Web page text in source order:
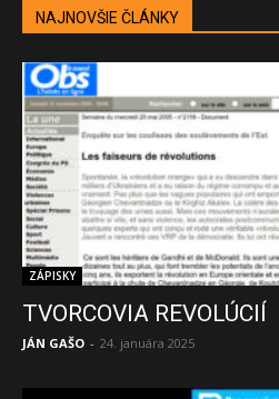
NAJNOVŠIE ČLÁNKY
ZÁPISKY
TVORCOVIA REVOLÚCIÍ
JÁN GAŠO - 24. januára 2025